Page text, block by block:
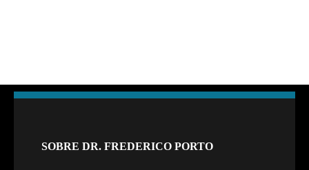
SOBRE DR. FREDERICO PORTO